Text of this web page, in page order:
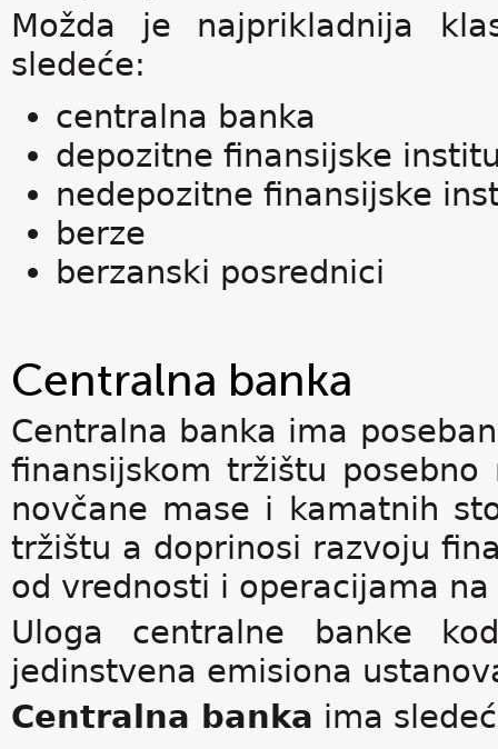
Možda je najprikladnija
sledeće:
centralna banka
depozitne finansijske
nedepozitne finansijske
berze
berzanski posrednici
Centralna banka
Centralna banka ima
finansijskom tržištu
novčane mase i kamatnih
tržištu a doprinosi razvoju
od vrednosti i operacijama
Uloga centralne banke
jedinstvena emisiona
Centralna banka ima